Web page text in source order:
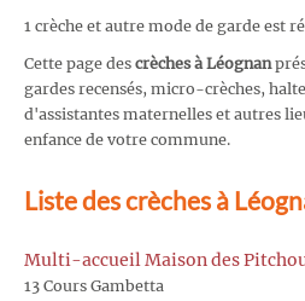
1 crèche et autre mode de garde est
Cette page des crèches à Léognan
gardes recensés, micro-crèches,
d'assistantes maternelles et autres
enfance de votre commune.
Liste des crèches à
Multi-accueil Maison des
13 Cours Gambetta